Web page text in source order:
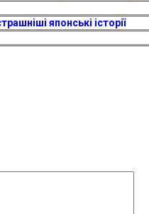
японські історії